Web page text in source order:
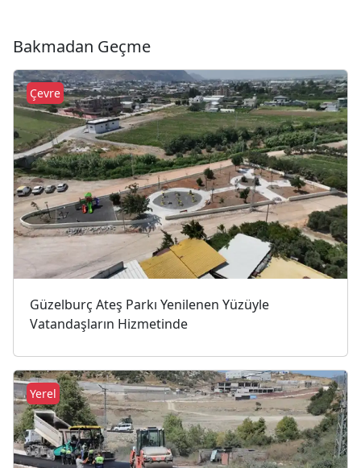
Bakmadan Geçme
Güzelburç Ateş Parkı Yenilenen Yüzüyle
Vatandaşların Hizmetinde
Çevre
Yerel